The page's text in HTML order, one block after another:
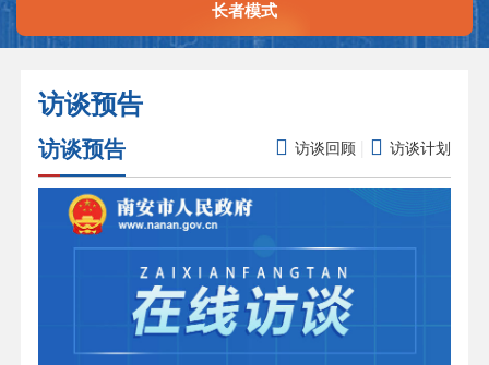
长者模式
访谈预告
访谈预告  访谈回顾  访谈计划